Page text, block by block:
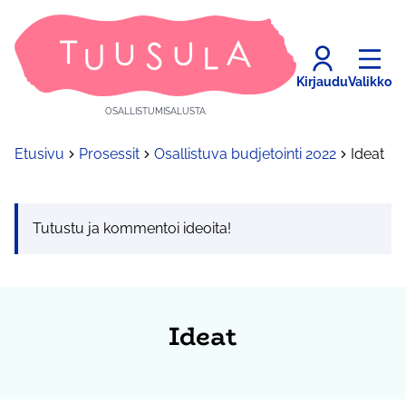
OSALLISTUMISALUSTA
KirjauduValikko
Etusivu Prosessit Osallistuva budjetointi 2022 Ideat
Tutustu ja kommentoi ideoita!
Ideat